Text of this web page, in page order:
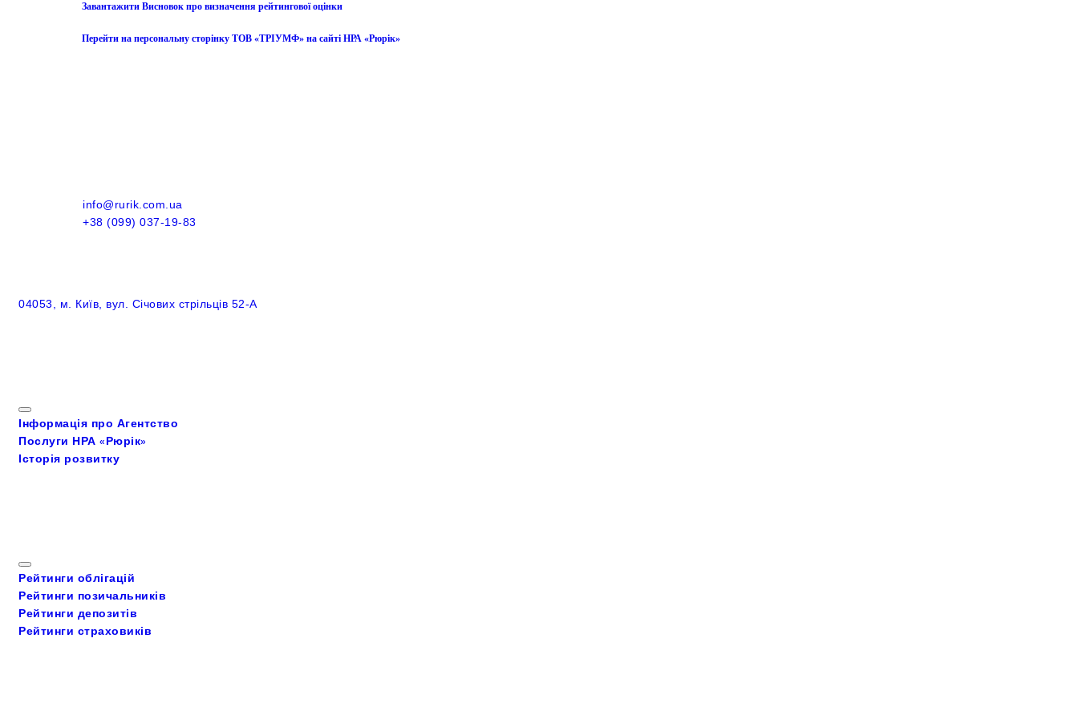
Завантажити Висновок про визначення рейтингової оцінки
Перейти на персональну сторінку ТОВ «ТРІУМФ» на сайті НРА «Рюрік»
info@rurik.com.ua
+38 (099) 037-19-83
04053, м. Київ, вул. Січових стрільців 52-А
Інформація про Агентство
Послуги НРА «Рюрік»
Історія розвитку
Рейтинги облігацій
Рейтинги позичальників
Рейтинги депозитів
Рейтинги страховиків